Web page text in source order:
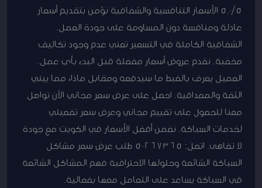
5.0/5 الأسعار التنافسية والشفافية نؤمن بتقديم أسعار
عادلة ومنافسة دون المساومة على جودة العمل.
الشفافية الكاملة في التسعير تعني عدم وجود تكاليف
مخفية. نقدم عروض أسعار مفصلة قبل البدء بأي عمل.
العميل يعرف بالضبط ما سيدفعه ومقابل ماذا، مما يبني
الثقة والمصداقية. احصل على عرض سعر مجاني الآن تواصل
معنا للحصول على تقييم مجاني وعرض سعر تفصيلي
لخدمات السباكة. نضمن أفضل الأسعار في الكويت مع جودة
لا تضاهى. اتصل: 50267365 طلب عرض سعر مشاكل
السباكة الشائعة وحلولها الاحترافية فهم المشاكل الشائعة
في السباكة يساعد على التعامل معها بفعالية.